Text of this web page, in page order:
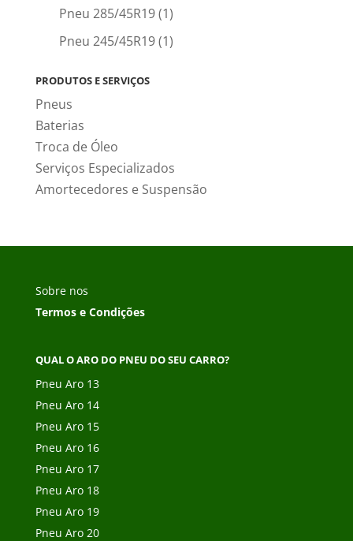
Pneu 285/45R19(1)
Pneu 245/45R19(1)
PRODUTOS E SERVIÇOS
Pneus
Baterias
Troca de Óleo
Serviços Especializados
Amortecedores e Suspensão
Sobre nos
Termos e Condições
QUAL O ARO DO PNEU DO SEU CARRO?
Pneu Aro 13
Pneu Aro 14
Pneu Aro 15
Pneu Aro 16
Pneu Aro 17
Pneu Aro 18
Pneu Aro 19
Pneu Aro 20